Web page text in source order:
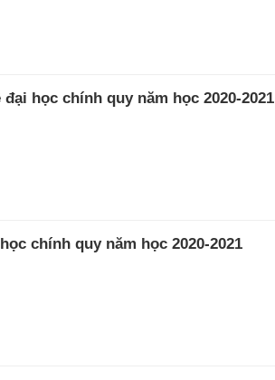
học chính quy năm học 2020-2021
chính quy năm học 2020-2021